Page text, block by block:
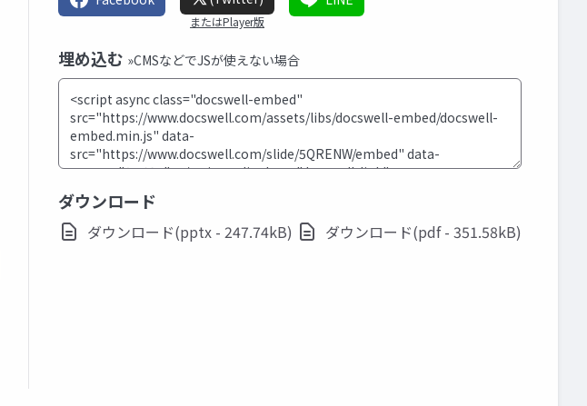
またはPlayer版
埋め込む »CMSなどでJSが使えない場合
ダウンロード
ダウンロード(pptx - 247.74kB) ダウンロード(pdf - 351.58kB)